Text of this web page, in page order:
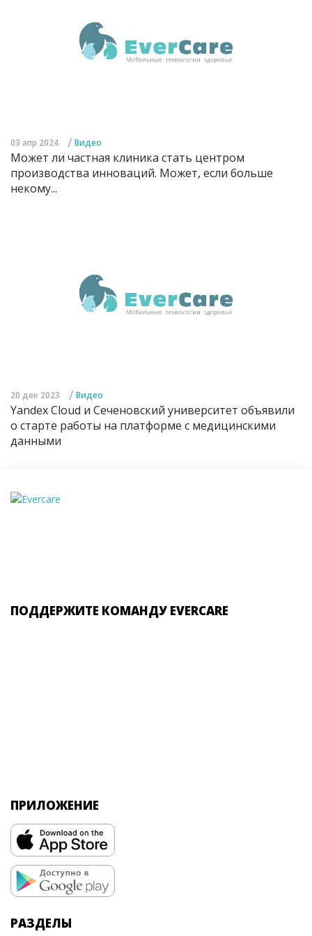
03 апр 2024 / Видео
Может ли частная клиника стать центром
производства инноваций. Может, если больше
некому...
20 дек 2023 / Видео
Yandex Cloud и Сеченовский университет объявили
о старте работы на платформе с медицинскими
данными
ПОДДЕРЖИТЕ КОМАНДУ EVERCARE
ПРИЛОЖЕНИЕ
РАЗДЕЛЫ